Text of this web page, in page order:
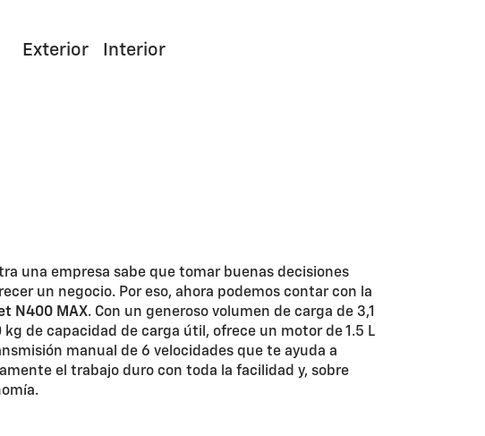
Exterior Interior
una empresa sabe que tomar buenas decisiones
un negocio. Por eso, ahora podemos contar con la
N400 MAX. Con un generoso volumen de carga de 3,1
kg de capacidad de carga útil, ofrece un motor de 1.5 L
manual de 6 velocidades que te ayuda a
el trabajo duro con toda la facilidad y, sobre